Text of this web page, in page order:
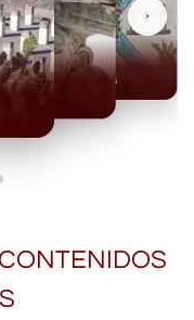
Mexicas
›